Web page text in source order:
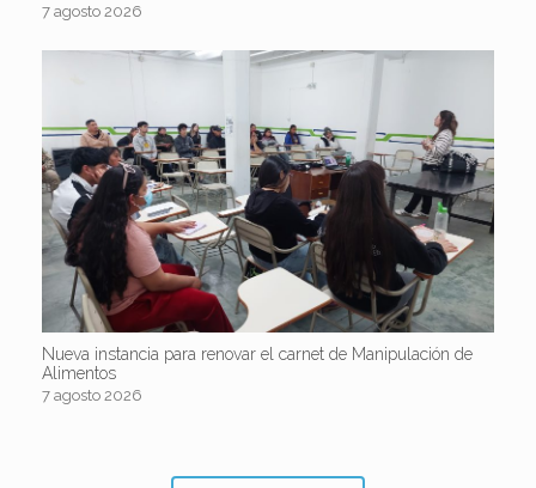
7 agosto 2026
Nueva instancia para renovar el carnet de Manipulación de
Alimentos
7 agosto 2026